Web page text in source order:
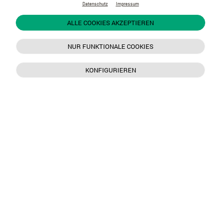
Datenschutz Impressum
ALLE COOKIES AKZEPTIEREN
NUR FUNKTIONALE COOKIES
KONFIGURIEREN